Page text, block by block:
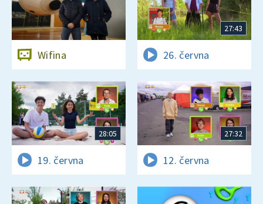
Wifina
27:43
26. června
28:05
19. června
27:32
12. června